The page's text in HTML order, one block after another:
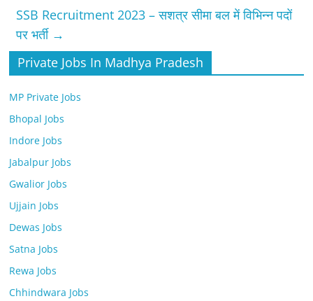
SSB Recruitment 2023 – सशत्र सीमा बल में विभिन्‍न पदों
पर भर्ती →
Private Jobs In Madhya Pradesh
MP Private Jobs
Bhopal Jobs
Indore Jobs
Jabalpur Jobs
Gwalior Jobs
Ujjain Jobs
Dewas Jobs
Satna Jobs
Rewa Jobs
Chhindwara Jobs